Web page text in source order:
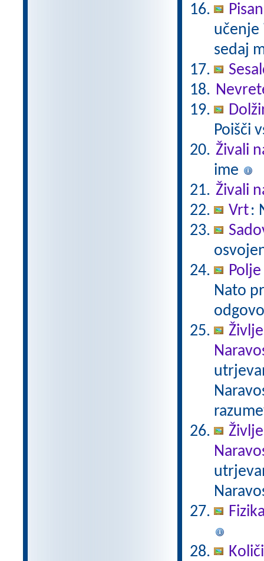
učenje
sedaj
Poišči
Živali
ime
Živali
Vrt:
Nato